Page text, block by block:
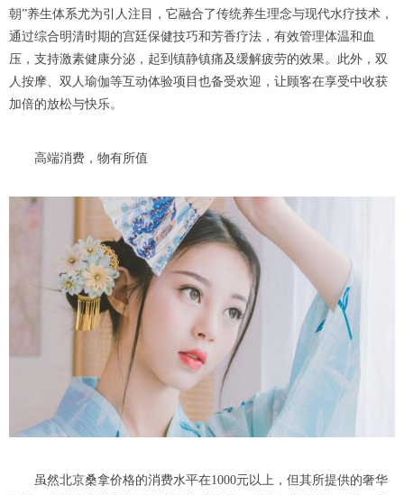
朝”养生体系尤为引人注目，它融合了传统养生理念与现代水疗技术，
通过综合明清时期的宫廷保健技巧和芳香疗法，有效管理体温和血
压，支持激素健康分泌，起到镇静镇痛及缓解疲劳的效果。此外，双
人按摩、双人瑜伽等互动体验项目也备受欢迎，让顾客在享受中收获
加倍的放松与快乐。
高端消费，物有所值
虽然北京桑拿价格的消费水平在1000元以上，但其所提供的奢华